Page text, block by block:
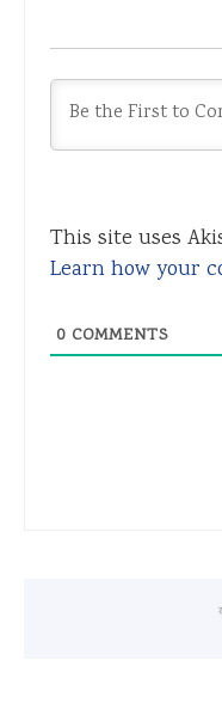
This site uses
Learn how your
0 COMMENTS